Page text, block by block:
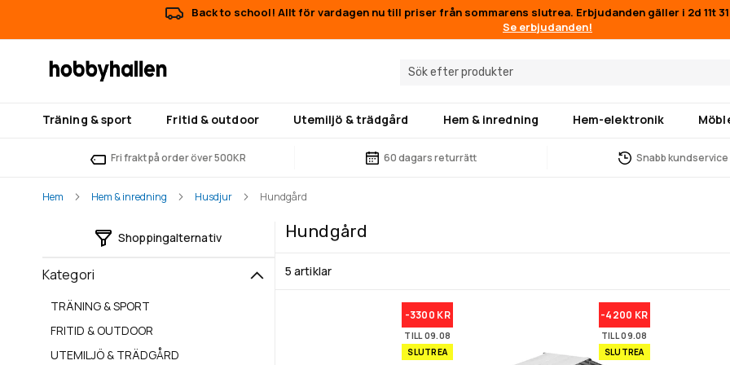
Back to school! Allt för vardagen nu till priser från sommarens slutrea. Erbjudanden gäller i 2d 11t
Se erbjudanden!
Träning & sport Fritid & outdoor Utemiljö & trädgård Hem & inredning Hem-elektronik
Fri frakt på order över 500KR 60 dagars returrätt Snabb kundservice
Hem Hem & inredning Husdjur Hundgård
Hundgård
5 artiklar
-3300 KR
TILL 09.08
SLUTREA
-4200 KR
TILL 09.08
SLUTREA
Shoppingalternativ
Kategori
TRÄNING & SPORT
FRITID & OUTDOOR
UTEMILJÖ & TRÄDGÅRD